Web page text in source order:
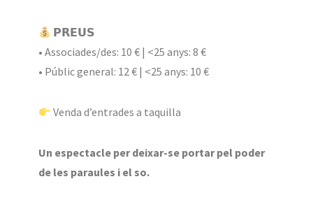
𝗣𝗥𝗘𝗨𝗦
• Associades/des: 10 € | <25 anys: 8 €
• Públic general: 12 € | <25 anys: 10 €
Venda d’entrades a taquilla
Un espectacle per deixar-se portar pel poder
de les paraules i el so.